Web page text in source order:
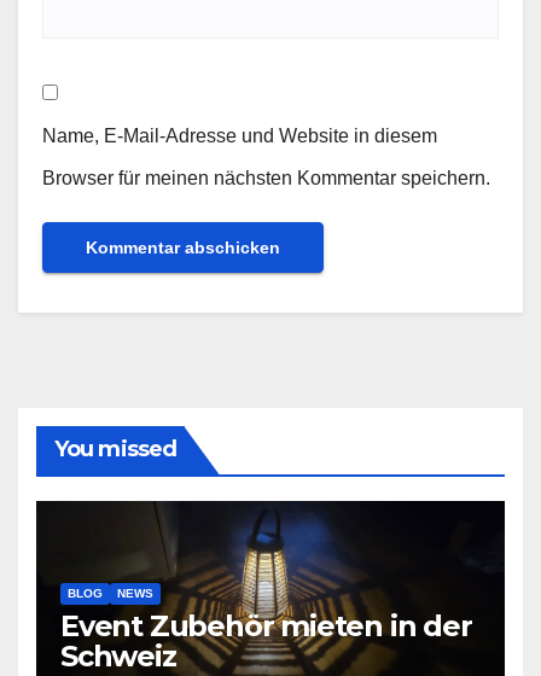
Name, E-Mail-Adresse und Website in diesem
Browser für meinen nächsten Kommentar speichern.
You missed
BLOG NEWS
Event Zubehör mieten in der
Schweiz